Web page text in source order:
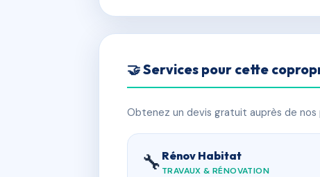
🤝 Services pour cette
Obtenez un devis gratuit auprès de
🔧 Rénov Habitat
TRAVAUX & RÉNOVATION